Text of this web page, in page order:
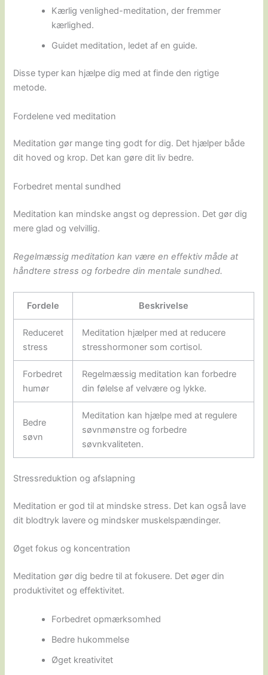
Kærlig venlighed-meditation, der fremmer
kærlighed.
Guidet meditation, ledet af en guide.
Disse typer kan hjælpe dig med at finde den rigtige
metode.
Fordelene ved meditation
Meditation gør mange ting godt for dig. Det hjælper både
dit hoved og krop. Det kan gøre dit liv bedre.
Forbedret mental sundhed
Meditation kan mindske angst og depression. Det gør dig
mere glad og velvillig.
Regelmæssig meditation kan være en effektiv måde at
håndtere stress og forbedre din mentale sundhed.
Fordele Beskrivelse
Reduceret
stress
Meditation hjælper med at reducere
stresshormoner som cortisol.
Forbedret
humør
Regelmæssig meditation kan forbedre
din følelse af velvære og lykke.
Bedre
søvn
Meditation kan hjælpe med at regulere
søvnmønstre og forbedre
søvnkvaliteten.
Stressreduktion og afslapning
Meditation er god til at mindske stress. Det kan også lave
dit blodtryk lavere og mindsker muskelspændinger.
Øget fokus og koncentration
Meditation gør dig bedre til at fokusere. Det øger din
produktivitet og effektivitet.
Forbedret opmærksomhed
Bedre hukommelse
Øget kreativitet